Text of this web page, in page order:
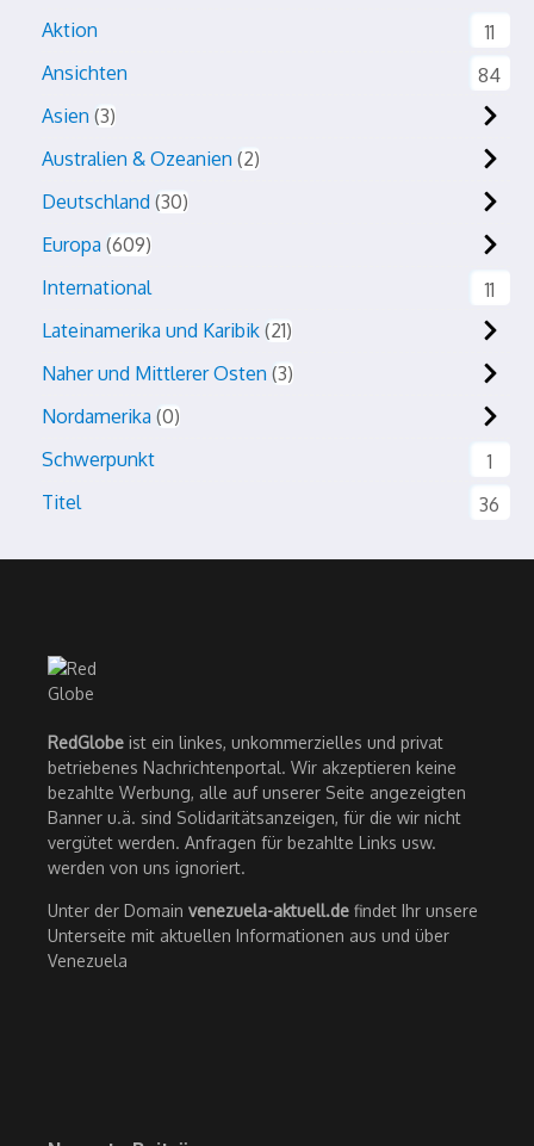
Aktion
11
Ansichten
84
Asien 3
Australien & Ozeanien 2
Deutschland 30
Europa 609
International
11
Lateinamerika und Karibik 21
Naher und Mittlerer Osten 3
Nordamerika 0
Schwerpunkt
1
Titel
36
RedGlobe ist ein linkes, unkommerzielles und privat
betriebenes Nachrichtenportal. Wir akzeptieren keine
bezahlte Werbung, alle auf unserer Seite angezeigten
Banner u.ä. sind Solidaritätsanzeigen, für die wir nicht
vergütet werden. Anfragen für bezahlte Links usw.
werden von uns ignoriert.
Unter der Domain venezuela-aktuell.de findet Ihr unsere
Unterseite mit aktuellen Informationen aus und über
Venezuela